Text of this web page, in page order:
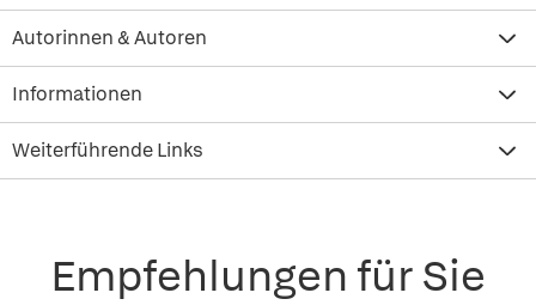
Autorinnen & Autoren
Informationen
Weiterführende Links
Empfehlungen für Sie